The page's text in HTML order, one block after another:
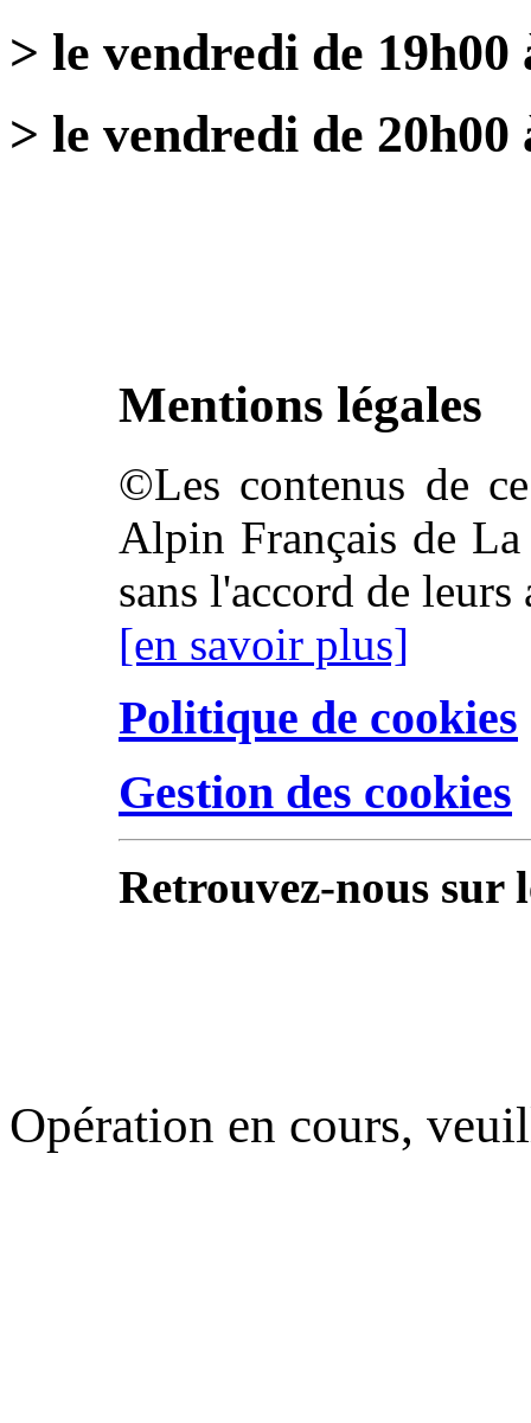
> le vendredi de
> le vendredi de
Mentions légales
©Les contenus de
Alpin Français de
sans l'accord de leurs
[en savoir plus]
Politique de cookies
Gestion des cookies
Retrouvez-nous sur
Opération en cours,